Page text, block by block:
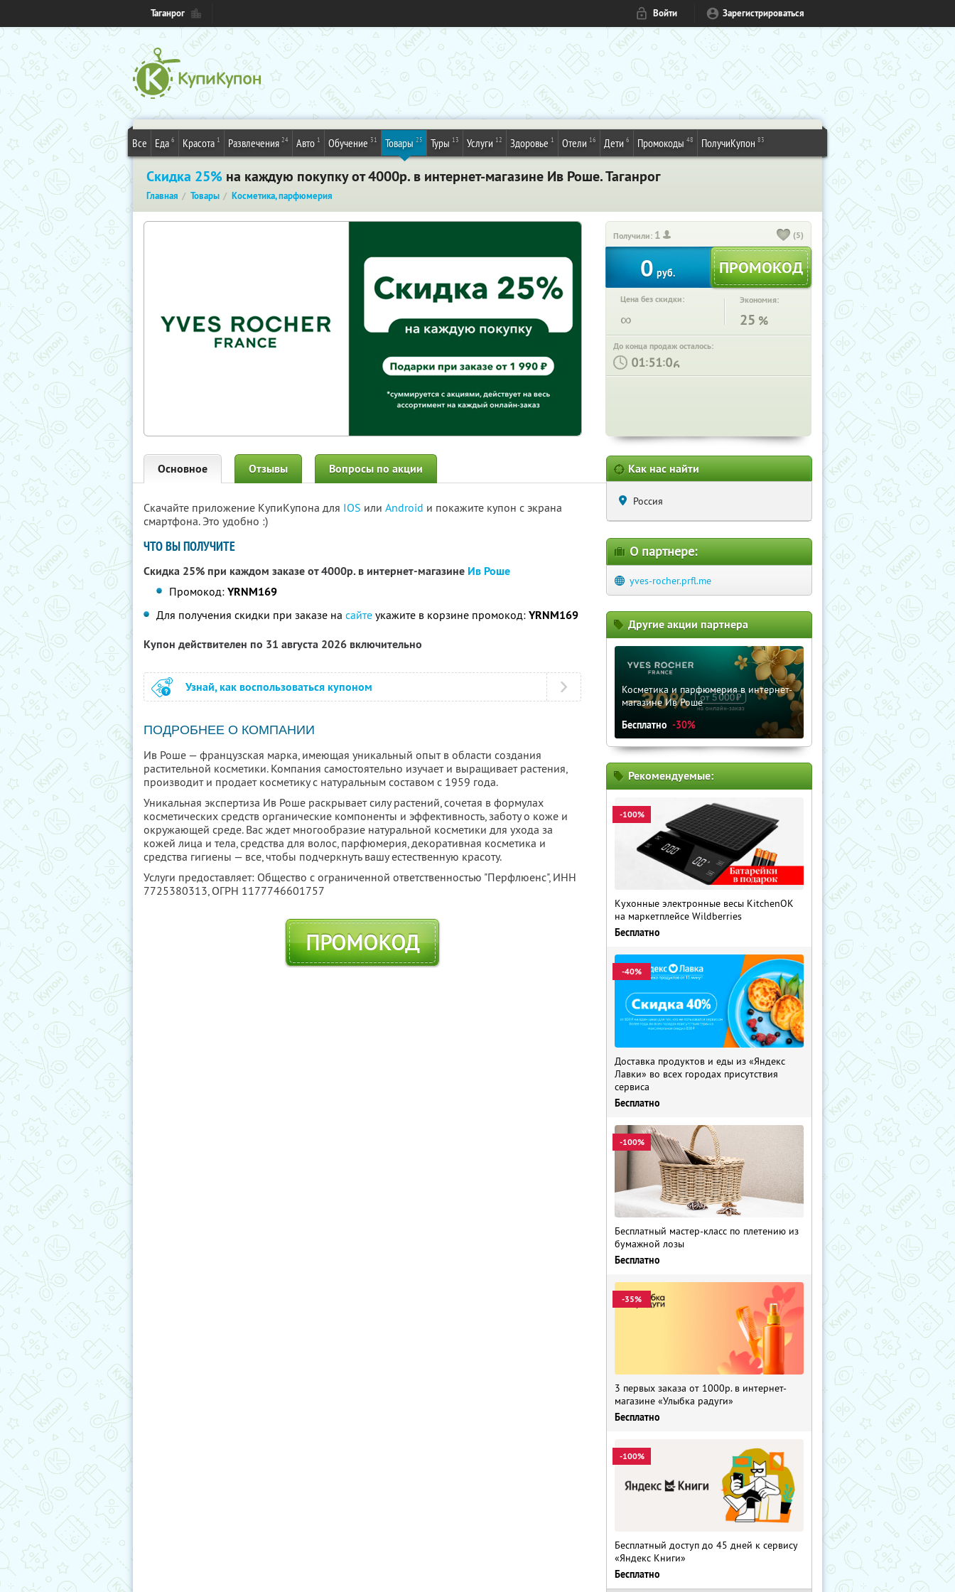
Таганрог Войти Зарегистрироваться
Все Еда 6 Красота 1 Развлечения 24 Авто 1 Обучение 31 Товары 25 Туры 13 Услуги 12 Здоровье 1 Отели 16 Дети 6 Промокоды 48 ПолучиКупон 83
Скидка 25% на каждую покупку от 4000р. в интернет-магазине Ив Роше. Таганрог
Главная Товары Косметика, парфюмерия
Получили: 1 (5)
0 руб.
Цена без скидки:
∞
Экономия:
25 %
До конца продаж осталось:
: :
Основное Отзывы Вопросы по акции
Скачайте приложение КупиКупона для IOS или Android и покажите купон с экрана
смартфона. Это удобно :)
ЧТО ВЫ ПОЛУЧИТЕ
Скидка 25% при каждом заказе от 4000р. в интернет-магазине Ив Роше
Промокод:YRNM169
Для получения скидки при заказе на сайте укажите в корзине промокод: YRNM169
Купон действителен по 31 августа 2026 включительно
Узнай, как воспользоваться купоном
ПОДРОБНЕЕ О КОМПАНИИ
Ив Роше — французская марка, имеющая уникальный опыт в области создания
растительной косметики. Компания самостоятельно изучает и выращивает растения,
производит и продает косметику с натуральным составом с 1959 года.
Уникальная экспертиза Ив Роше раскрывает силу растений, сочетая в формулах
косметических средств органические компоненты и эффективность, заботу о коже и
окружающей среде. Вас ждет многообразие натуральной косметики для ухода за
кожей лица и тела, средства для волос, парфюмерия, декоративная косметика и
средства гигиены — все, чтобы подчеркнуть вашу естественную красоту.
Услуги предоставляет: Общество с ограниченной ответственностью "Перфлюенс", ИНН
7725380313, ОГРН 1177746601757
ПРОМОКОД
Как нас найти
Россия
О партнере:
yves-rocher.prfl.me
Другие акции партнера
Косметика и парфюмерия в интернет-
магазине Ив Роше
Бесплатно -30%
Рекомендуемые:
-100%
Кухонные электронные весы KitchenOK
на маркетплейсе Wildberries
Бесплатно
-40%
Доставка продуктов и еды из «Яндекс
Лавки» во всех городах присутствия
сервиса
Бесплатно
-100%
Бесплатный мастер-класс по плетению из
бумажной лозы
Бесплатно
-35%
3 первых заказа от 1000р. в интернет-
магазине «Улыбка радуги»
Бесплатно
-100%
Бесплатный доступ до 45 дней к сервису
«Яндекс Книги»
Бесплатно